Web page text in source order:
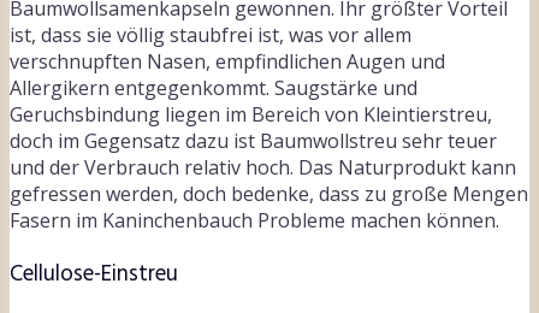
Baumwollsamenkapseln gewonnen. Ihr größter Vorteil
ist, dass sie völlig staubfrei ist, was vor allem
verschnupften Nasen, empfindlichen Augen und
Allergikern entgegenkommt. Saugstärke und
Geruchsbindung liegen im Bereich von Kleintierstreu,
doch im Gegensatz dazu ist Baumwollstreu sehr teuer
und der Verbrauch relativ hoch. Das Naturprodukt kann
gefressen werden, doch bedenke, dass zu große Mengen
Fasern im Kaninchenbauch Probleme machen können.
Cellulose-Einstreu